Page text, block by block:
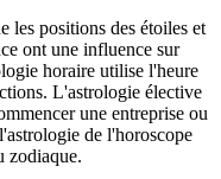
les positions des étoiles et
ont une influence sur
horaire utilise l'heure
L'astrologie élective
une entreprise ou
de l'horoscope
zodiaque.